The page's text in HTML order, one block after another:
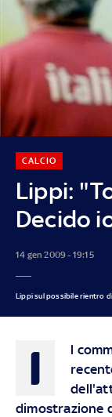
Lippi:
Decido
CALCIO
14 gen 2009 - 19:15
Lippi sul possibile rientro
I
l
dimostrazione